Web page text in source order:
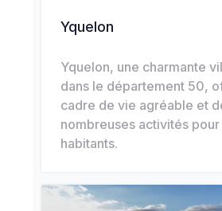
Yquelon
Yquelon, une charmante
dans le département 50,
cadre de vie agréable et
nombreuses activités pour
habitants.